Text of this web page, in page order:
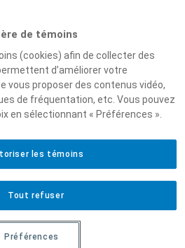
un appui logistique
de l’événement
la conférence, l’IEIM
à l’un de ses
commenter la
exemple un diplomate
résidence (fellow). À
versera 300$ aux
du savoir est
possible grâce à
de témoins
(cookies) afin de collecter des
d’améliorer votre
vous proposer des contenus vidéo,
de fréquentation, etc. Vous pouvez
en sélectionnant « Préférences ».
Tout refuser
les témoins
Préférences